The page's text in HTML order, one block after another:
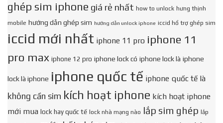
ghép sim iphone giá rẻ nhất how to unlock hưng thịnh
mobile hướng dẫn ghép sim hướng dẫn unlock iphone iccid hổ trợ ghép sim
iccid mới nhất iphone 11 pro iphone 11
pro max iphone 12 pro iphone lock có iphone lock là iphone
lock là iphone iphone quốc tế iphone quốc tế là
không cần sim kích hoạt iphone kích hoạt iphone
mới mua lock hay quốc tế lock nhà mạng nào lắp sim ghép lắp